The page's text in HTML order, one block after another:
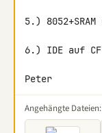
5.)
6.) IDE auf
Peter
Angehängte Dateien: